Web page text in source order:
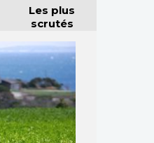
Les plus
scrutés